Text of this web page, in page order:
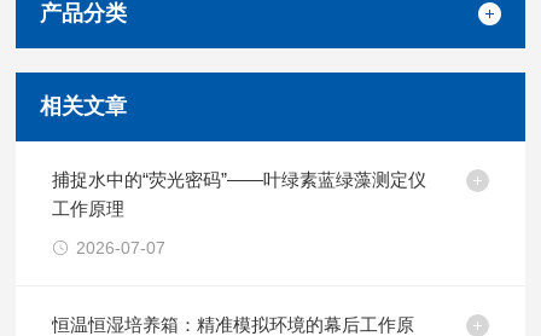
产品分类
相关文章
捕捉水中的“荧光密码”——叶绿素蓝绿藻测定仪
工作原理
2026-07-07
恒温恒湿培养箱：精准模拟环境的幕后工作原